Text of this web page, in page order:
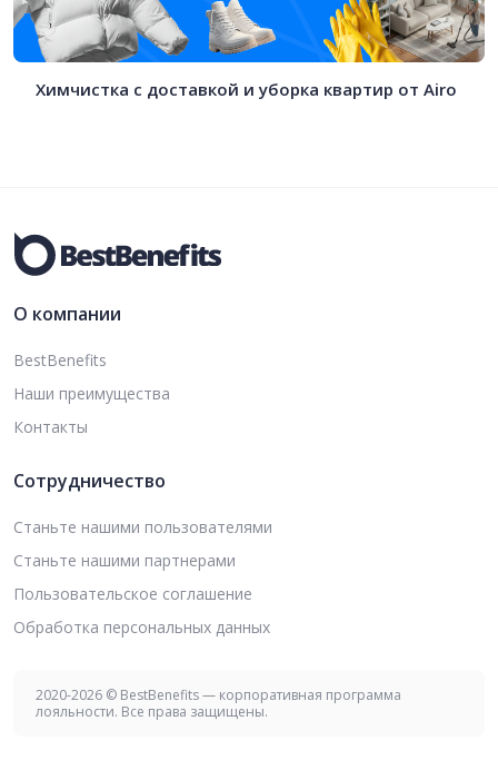
Химчистка с доставкой и уборка квартир от Airo
О компании
BestBenefits
Наши преимущества
Контакты
Сотрудничество
Станьте нашими пользователями
Станьте нашими партнерами
Пользовательское соглашение
Обработка персональных данных
2020-2026 © BestBenefits — корпоративная программа
лояльности. Все права защищены.